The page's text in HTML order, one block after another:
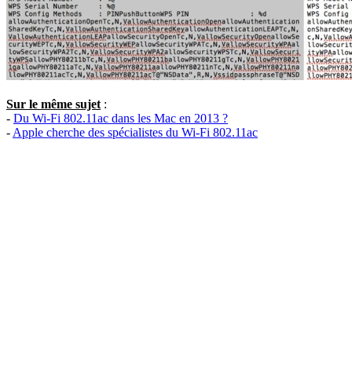
Sur le même sujet :
- Du Wi-Fi 802.11ac dans les Mac en 2013 ?
- Apple cherche des spécialistes du Wi-Fi 802.11ac